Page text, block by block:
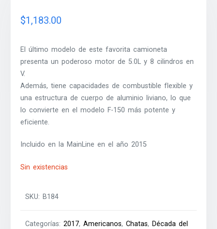
$1,183.00
El último modelo de este favorita camioneta
presenta un poderoso motor de 5.0L y 8 cilindros en
V.
Además, tiene capacidades de combustible flexible y
una estructura de cuerpo de aluminio liviano, lo que
lo convierte en el modelo F-150 más potente y
eficiente.
Incluido en la MainLine en el año 2015
Sin existencias
SKU:B184
Categorías:2017,Americanos,Chatas,Década del